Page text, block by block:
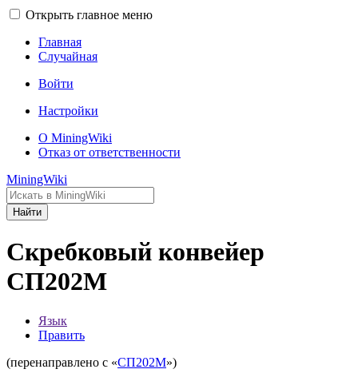
Открыть главное меню
Главная
Случайная
Войти
Настройки
О MiningWiki
Отказ от ответственности
MiningWiki
Найти
Скребковый конвейер
СП202М
Язык
Править
(перенаправлено с «СП202М»)